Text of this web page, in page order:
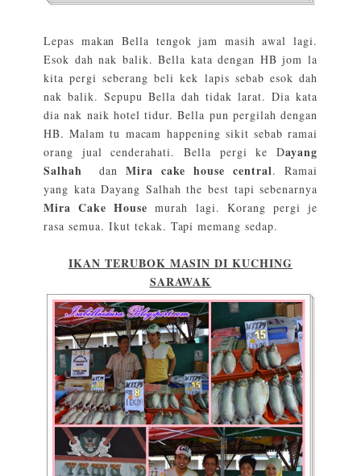
Lepas makan Bella tengok jam masih awal lagi.
Esok dah nak balik. Bella kata dengan HB jom la
kita pergi seberang beli kek lapis sebab esok dah
nak balik. Sepupu Bella dah tidak larat. Dia kata
dia nak naik hotel tidur. Bella pun pergilah dengan
HB. Malam tu macam happening sikit sebab ramai
orang jual cenderahati. Bella pergi ke Dayang
Salhah
dan Mira cake house central. Ramai
yang kata Dayang Salhah the best tapi sebenarnya
Mira Cake House murah lagi. Korang pergi je
rasa semua. Ikut tekak. Tapi memang sedap.
IKAN TERUBOK MASIN DI KUCHING
SARAWAK